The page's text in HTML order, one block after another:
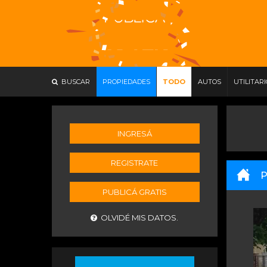
BUSCAR PROPIEDADES TODO AUTOS
INGRESÁ
REGISTRATE
PUBLICÁ GRATIS
OLVIDÉ MIS DATOS.